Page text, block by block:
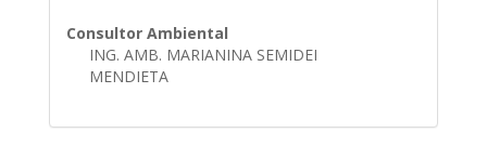
Consultor Ambiental
ING. AMB. MARIANINA SEMIDEI
MENDIETA